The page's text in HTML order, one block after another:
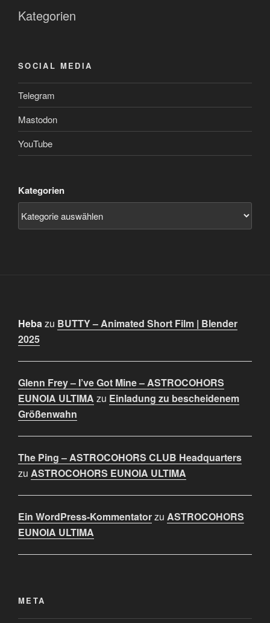
Kategorien
SOCIAL MEDIA
Telegram
Mastodon
YouTube
Kategorien
Hebazu BUTTY – Animated Short Film | Blender
2025
Glenn Frey – I’ve Got Mine – ASTROCOHORS
EUNOIA ULTIMA zu Einladung zu bescheidenem
Größenwahn
The Ping – ASTROCOHORS CLUB Headquarters
zu ASTROCOHORS EUNOIA ULTIMA
Ein WordPress-Kommentatorzu ASTROCOHORS
EUNOIA ULTIMA
META